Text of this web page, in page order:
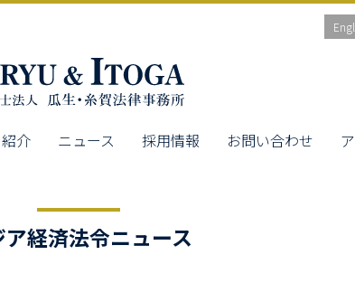
介 ニュース 採用情報 お問い合わせ
ア経済法令ニュース